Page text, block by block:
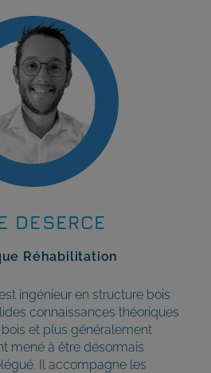
DESERCE
Réhabilitation
ingénieur en structure bois
connaissances théoriques
et plus généralement
mené à être désormais
Il accompagne les